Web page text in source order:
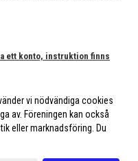
ett konto, instruktion finns
vi nödvändiga cookies
av. Föreningen kan också
eller marknadsföring. Du